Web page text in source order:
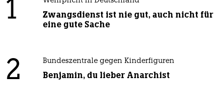
1
Zwangsdienst ist nie gut, auch nicht für
eine gute Sache
2 Bundeszentrale gegen Kinderfiguren
Benjamin, du lieber Anarchist